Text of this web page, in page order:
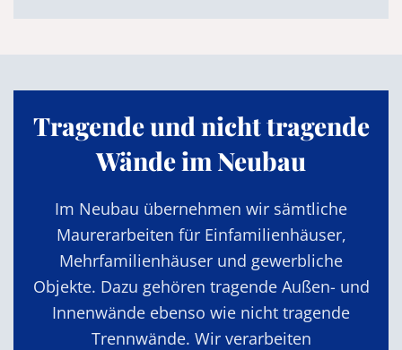
Tragende und nicht tragende
Wände im Neubau
Im Neubau übernehmen wir sämtliche
Maurerarbeiten für Einfamilienhäuser,
Mehrfamilienhäuser und gewerbliche
Objekte. Dazu gehören tragende Außen- und
Innenwände ebenso wie nicht tragende
Trennwände. Wir verarbeiten